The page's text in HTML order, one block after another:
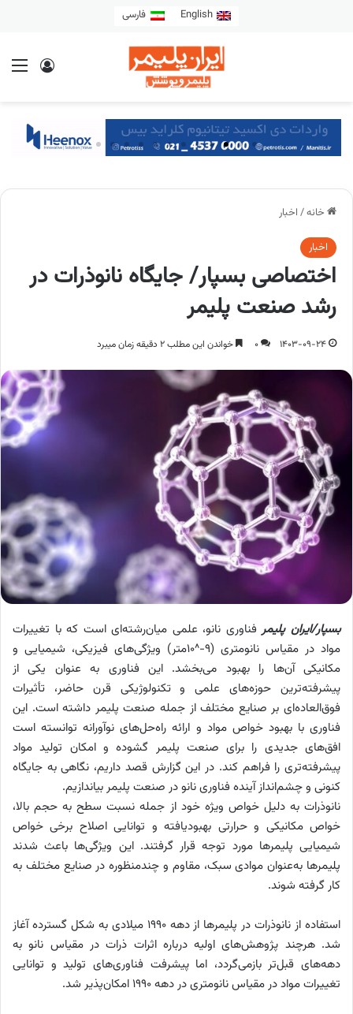
English فارسی
خانه/ اخبار
اخبار
اختصاصی بسپار/ جایگاه نانوذرات در
رشد صنعت پلیمر
1403-09-24
0 خواندن این مطلب 2 دقیقه زمان میبرد
بسپار/ایران پلیمر فناوری نانو، علمی میان‌رشته‌ای است که با تغییرات
مواد در مقیاس نانومتری (9-^10متر) ویژگی‌های فیزیکی، شیمیایی و
مکانیکی آن‌ها را بهبود می‌بخشد. این فناوری به عنوان یکی از
پیشرفته‌ترین حوزه‌های علمی و تکنولوژیکی قرن حاضر، تأثیرات
فوق‌العاده‌ای بر صنایع مختلف از جمله صنعت پلیمر داشته است. این
فناوری با بهبود خواص مواد و ارائه راه‌حل‌های نوآورانه توانسته است
افق‌های جدیدی را برای صنعت پلیمر گشوده و امکان تولید مواد
پیشرفته‌تری را فراهم کند. در این گزارش قصد داریم، نگاهی به جایگاه
کنونی و چشم‌انداز آینده فناوری نانو در صنعت پلیمر بیاندازیم.
نانوذرات به دلیل خواص ویژه خود از جمله نسبت سطح به حجم بالا،
خواص مکانیکی و حرارتی بهبود‌یافته و توانایی اصلاح برخی خواص
شیمیایی پلیمرها مورد توجه قرار گرفتند. این ویژگی‌ها باعث شدند
پلیمرها به‌عنوان موادی سبک، مقاوم و چندمنظوره در صنایع مختلف به
کار گرفته شوند.
استفاده از نانوذرات در پلیمرها از دهه ۱۹۹۰ میلادی به شکل گسترده آغاز
شد. هرچند پژوهش‌های اولیه درباره اثرات ذرات در مقیاس نانو به
دهه‌های قبل‌تر بازمی‌گردد، اما پیشرفت فناوری‌های تولید و توانایی
تغییرات مواد در مقیاس نانومتری در دهه ۱۹۹۰ امکان‌پذیر شد.